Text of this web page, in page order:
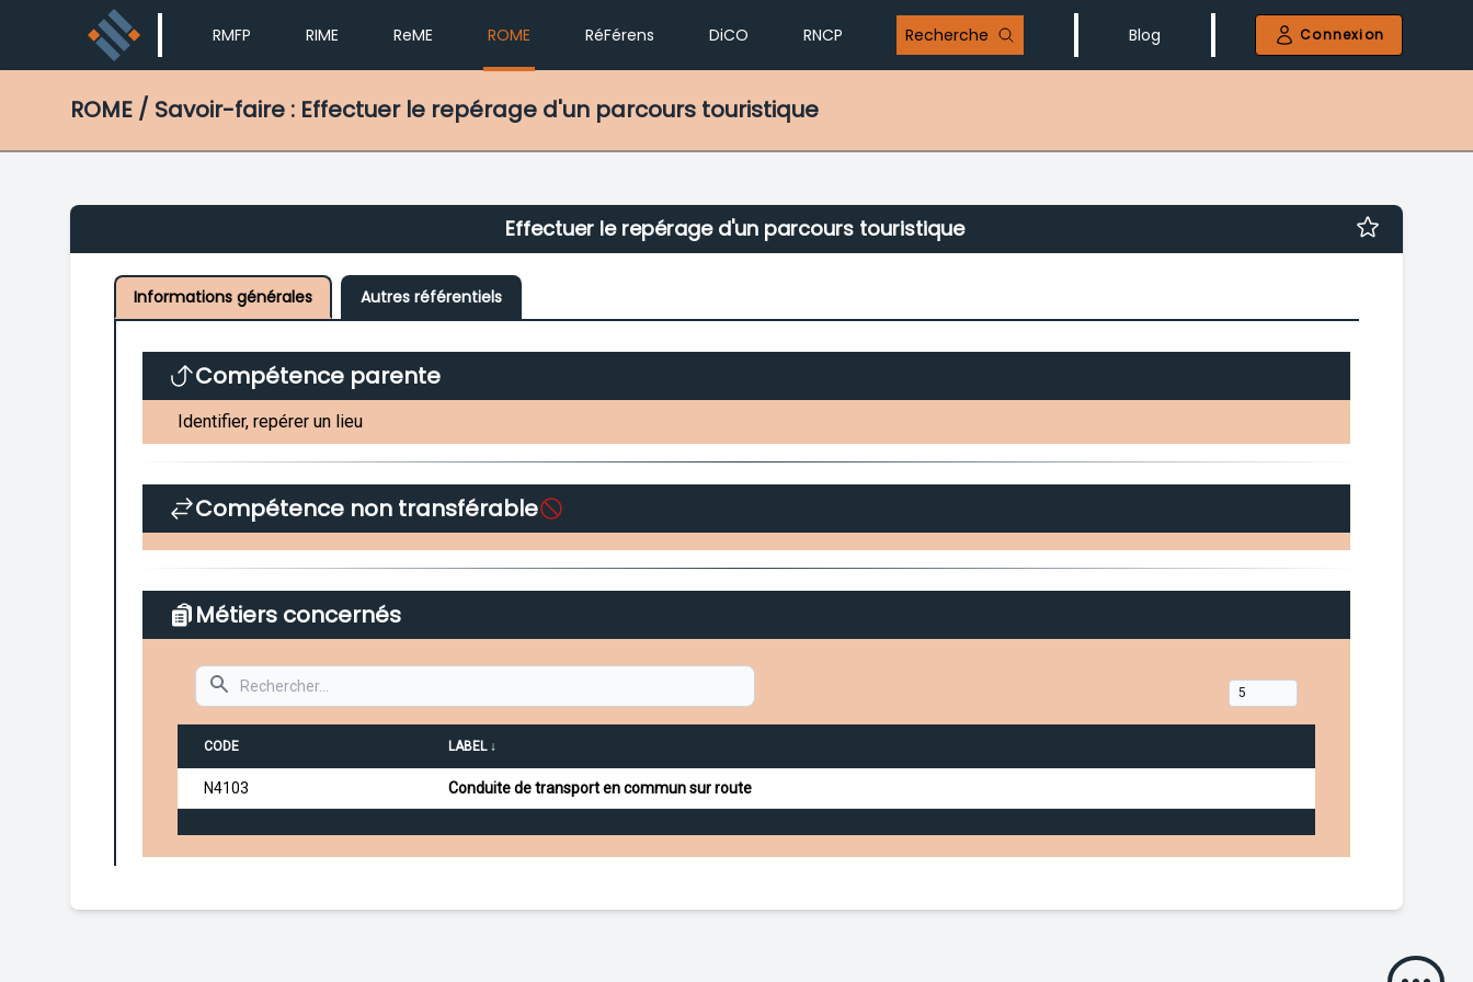
RMFP RIME ReME ROME RéFérens DiCO RNCP Recherche Blog Connexion
ROME / Savoir-faire : Effectuer le repérage d'un parcours touristique
Effectuer le repérage d'un parcours touristique
Informations générales Autres référentiels
Compétence parente
Identifier, repérer un lieu
Compétence non transférable
Métiers concernés
Search
CODE LABEL ↓
N4103 Conduite de transport en commun sur route